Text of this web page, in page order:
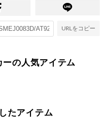
URLをコピー
の人気アイテム
たアイテム